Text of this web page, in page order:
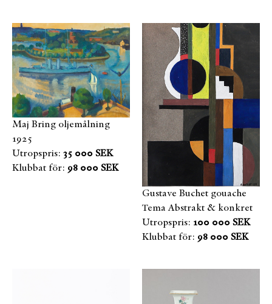
Maj Bring oljemålning
1925
Utropspris: 35 000 SEK
Klubbat för: 98 000 SEK
Gustave Buchet gouache
Tema Abstrakt & konkret
Utropspris: 100 000 SEK
Klubbat för: 98 000 SEK